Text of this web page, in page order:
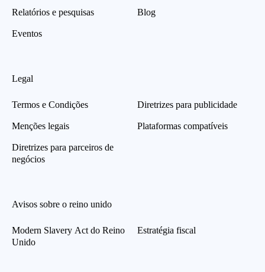
Relatórios e pesquisas
Eventos
Blog
Legal
Termos e Condições
Menções legais
Diretrizes para parceiros de
negócios
Diretrizes para publicidade
Plataformas compatíveis
Avisos sobre o reino unido
Modern Slavery Act do Reino
Unido
Estratégia fiscal